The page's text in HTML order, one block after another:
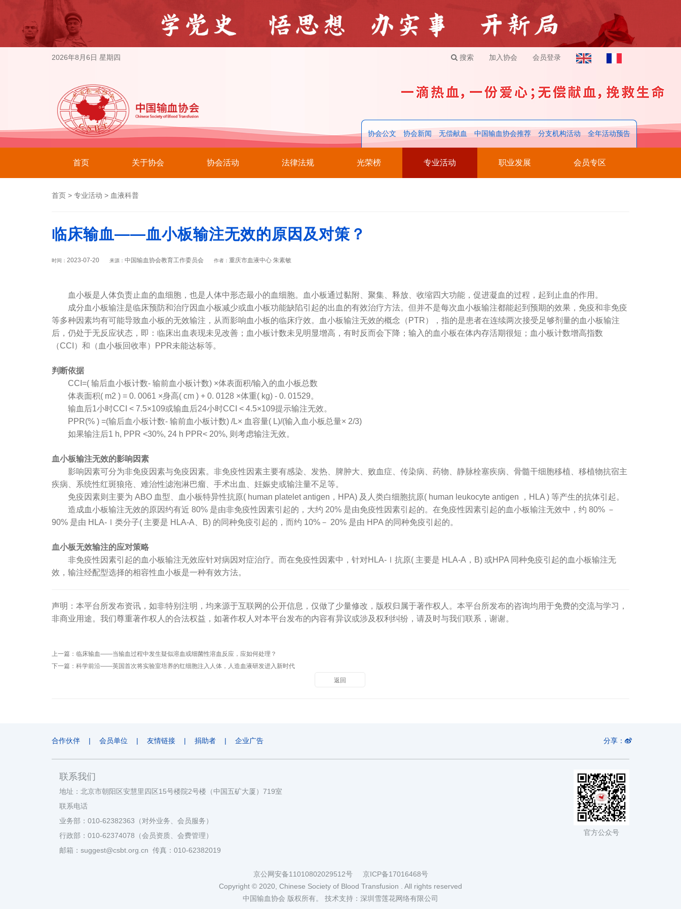
2026年8月6日 星期四 搜索 加入协会 会员登录
协会公文 协会新闻 无偿献血 中国输血协会推荐 分支机构活动 全年活动预告
首页 关于协会 协会活动 法律法规 光荣榜 专业活动 职业发展 会员专区
首页 > 专业活动 > 血液科普
临床输血——血小板输注无效的原因及对策？
时间： 2023-07-20 来源： 中国输血协会教育工作委员会 作者： 重庆市血液中心 朱素敏
血小板是人体负责止血的血细胞，也是人体中形态最小的血细胞。血小板通过黏附、聚集、释放、收缩四大功能，促进凝血的过程，起到止血的作用。
成分血小板输注是临床预防和治疗因血小板减少或血小板功能缺陷引起的出血的有效治疗方法。但并不是每次血小板输注都能起到预期的效果，免疫和非免疫
等多种因素均有可能导致血小板的无效输注，从而影响血小板的临床疗效。血小板输注无效的概念（PTR），指的是患者在连续两次接受足够剂量的血小板输注
后，仍处于无反应状态，即：临床出血表现未见改善；血小板计数未见明显增高，有时反而会下降；输入的血小板在体内存活期很短；血小板计数增高指数
（CCI）和（血小板回收率）PPR未能达标等。
判断依据
CCI=( 输后血小板计数- 输前血小板计数) ×体表面积/输入的血小板总数
体表面积( m2 ) = 0. 0061 ×身高( cm ) + 0. 0128 ×体重( kg) - 0. 01529。
输血后1小时CCI < 7.5×109或输血后24小时CCI < 4.5×109提示输注无效。
PPR(% ) =(输后血小板计数- 输前血小板计数) /L× 血容量( L)/(输入血小板总量× 2/3)
如果输注后1 h, PPR <30%, 24 h PPR< 20%, 则考虑输注无效。
血小板输注无效的影响因素
影响因素可分为非免疫因素与免疫因素。非免疫性因素主要有感染、发热、脾肿大、败血症、传染病、药物、静脉栓塞疾病、骨髓干细胞移植、移植物抗宿主
疾病、系统性红斑狼疮、难治性滤泡淋巴瘤、手术出血、妊娠史或输注量不足等。
免疫因素则主要为 ABO 血型、血小板特异性抗原( human platelet antigen，HPA) 及人类白细胞抗原( human leukocyte antigen ，HLA ) 等产生的抗体引起。
造成血小板输注无效的原因约有近 80% 是由非免疫性因素引起的，大约 20% 是由免疫性因素引起的。在免疫性因素引起的血小板输注无效中，约 80% －
90% 是由 HLA-Ⅰ类分子( 主要是 HLA-A、B) 的同种免疫引起的，而约 10%－ 20% 是由 HPA 的同种免疫引起的。
血小板无效输注的应对策略
非免疫性因素引起的血小板输注无效应针对病因对症治疗。而在免疫性因素中，针对HLA-Ⅰ抗原( 主要是 HLA-A，B) 或HPA 同种免疫引起的血小板输注无
效，输注经配型选择的相容性血小板是一种有效方法。
声明：本平台所发布资讯，如非特别注明，均来源于互联网的公开信息，仅做了少量修改，版权归属于著作权人。本平台所发布的咨询均用于免费的交流与学习，
非商业用途。我们尊重著作权人的合法权益，如著作权人对本平台发布的内容有异议或涉及权利纠纷，请及时与我们联系，谢谢。
上一篇： 临床输血——当输血过程中发生疑似溶血或细菌性溶血反应，应如何处理？
下一篇： 科学前沿——英国首次将实验室培养的红细胞注入人体，人造血液研发进入新时代
返回
合作伙伴 | 会员单位 | 友情链接 | 捐助者 | 企业广告 分享：
联系我们
地址：北京市朝阳区安慧里四区15号楼院2号楼（中国五矿大厦）719室
联系电话
业务部：010-62382363（对外业务、会员服务）
行政部：010-62374078（会员资质、会费管理）
邮箱：suggest@csbt.org.cn 传真：010-62382019
官方公众号
京公网安备11010802029512号 京ICP备17016468号
Copyright © 2020, Chinese Society of Blood Transfusion . All rights reserved
中国输血协会 版权所有。 技术支持：深圳雪莲花网络有限公司